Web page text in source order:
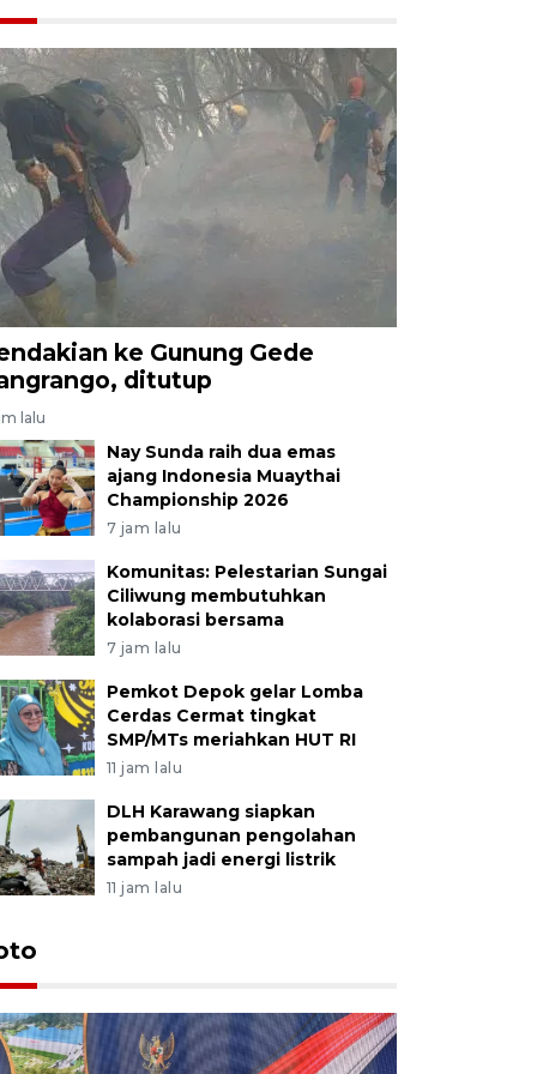
ke Gunung Gede
ditutup
lalu
Nay Sunda raih dua emas
ajang Indonesia Muaythai
Championship 2026
7 jam lalu
Komunitas: Pelestarian Sungai
Ciliwung membutuhkan
kolaborasi bersama
7 jam lalu
Pemkot Depok gelar Lomba
Cerdas Cermat tingkat
SMP/MTs meriahkan HUT RI
11 jam lalu
DLH Karawang siapkan
pembangunan pengolahan
sampah jadi energi listrik
11 jam lalu